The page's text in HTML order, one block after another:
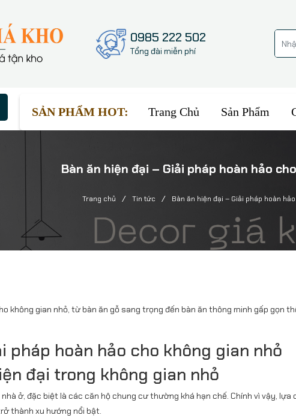
0985 222 502
Tổng đài miễn phí
SẢN PHẨM HOT: Trang Chủ Sản Phẩm
Bàn ăn hiện đại – Giải pháp hoàn hảo
Trang chủ / Tin tức / Bàn ăn hiện đại – Giải pháp hoàn
không gian nhỏ, từ bàn ăn gỗ sang trọng đến bàn ăn thông minh gấp gọn
pháp hoàn hảo cho không gian nhỏ
đại trong không gian nhỏ
ở, đặc biệt là các căn hộ chung cư thường khá hạn chế. Chính vì vậy, lựa
thành xu hướng nổi bật.